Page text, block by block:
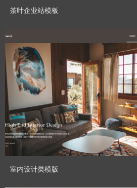
茶叶企业站模板
Designed By：
预览模板
室内设计类模版